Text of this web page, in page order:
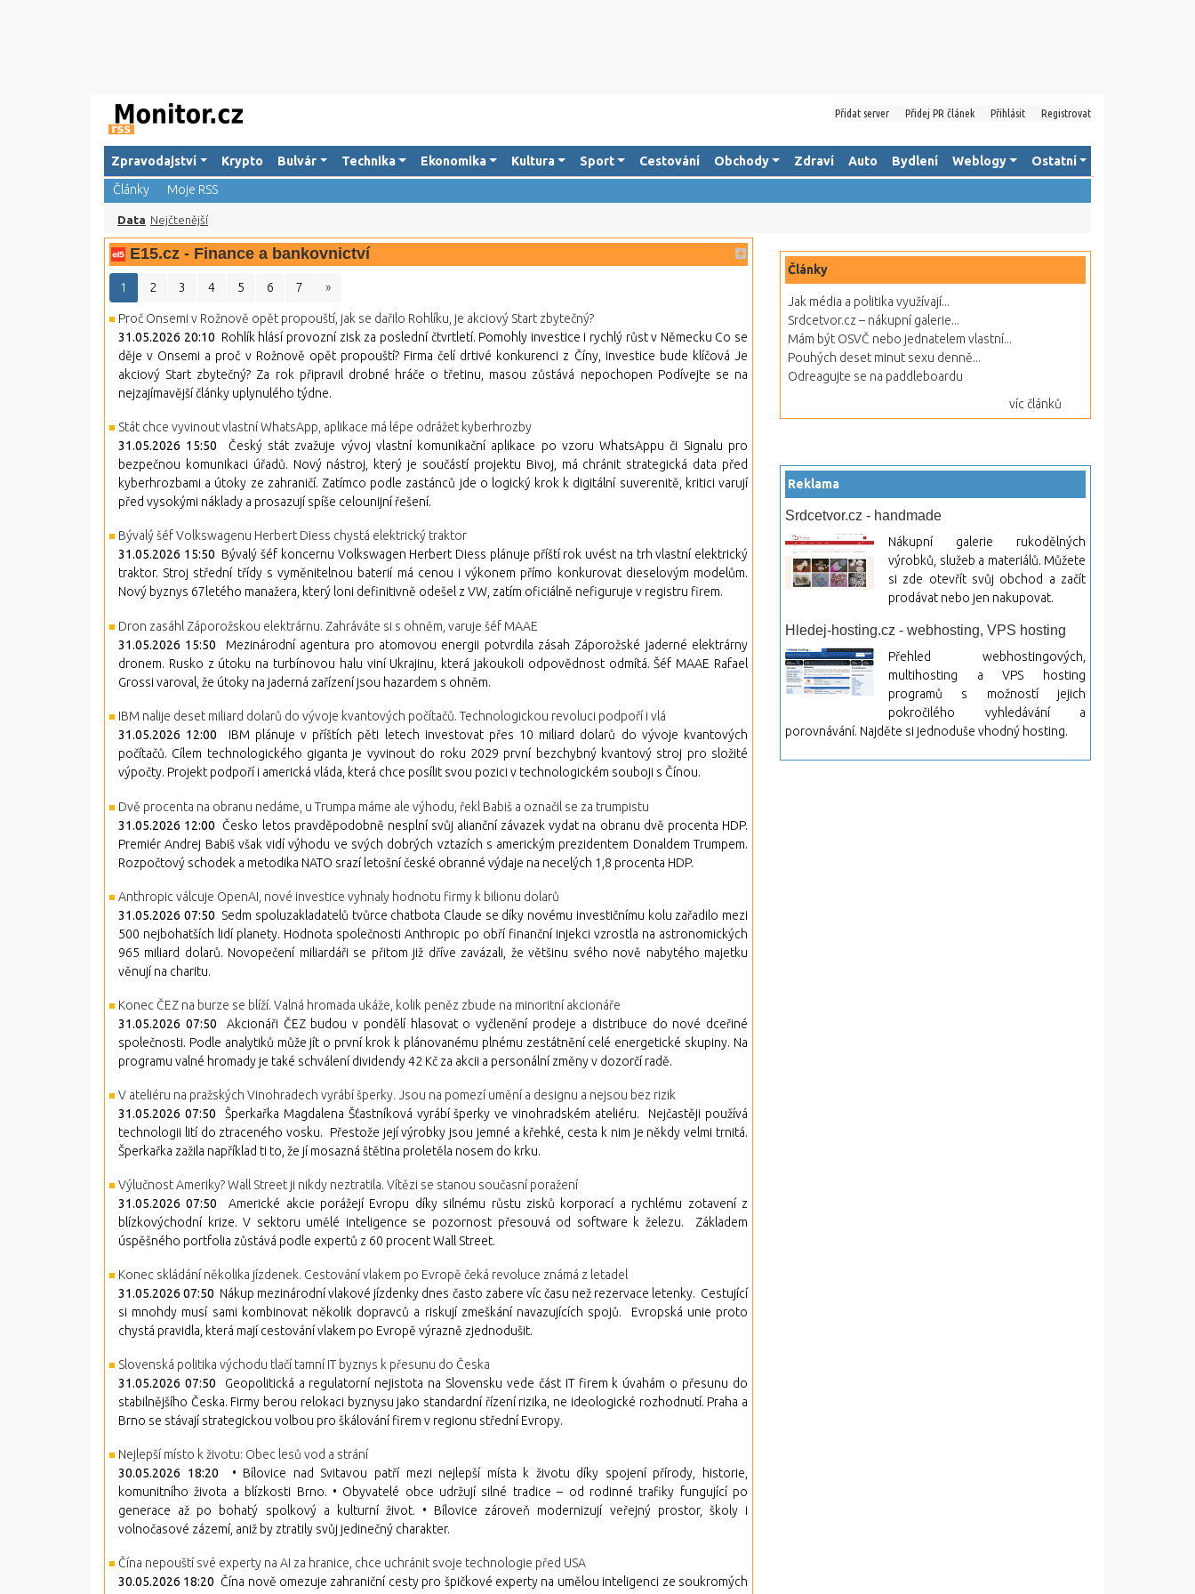
Přidat server Přidej PR článek Přihlásit Registrovat
Zpravodajství Krypto Bulvár Technika Ekonomika Kultura Sport Cestování Obchody Zdraví Auto Bydlení Weblogy
Ostatní
Články
Moje RSS
Data Nejčtenější
E15.cz - Finance a bankovnictví
1 2 3 4 5 6 7 »
Proč Onsemi v Rožnově opět propouští, jak se dařilo Rohlíku, je akciový Start zbytečný?
31.05.2026 20:10 Rohlík hlásí provozní zisk za poslední čtvrtletí. Pomohly investice i rychlý růst v Německu Co se
děje v Onsemi a proč v Rožnově opět propouští? Firma čelí drtivé konkurenci z Číny, investice bude klíčová Je
akciový Start zbytečný? Za rok připravil drobné hráče o třetinu, masou zůstává nepochopen Podívejte se na
nejzajímavější články uplynulého týdne.
Stát chce vyvinout vlastní WhatsApp, aplikace má lépe odrážet kyberhrozby
31.05.2026 15:50 Český stát zvažuje vývoj vlastní komunikační aplikace po vzoru WhatsAppu či Signalu pro
bezpečnou komunikaci úřadů. Nový nástroj, který je součástí projektu Bivoj, má chránit strategická data před
kyberhrozbami a útoky ze zahraničí. Zatímco podle zastánců jde o logický krok k digitální suverenitě, kritici varují
před vysokými náklady a prosazují spíše celounijní řešení.
Bývalý šéf Volkswagenu Herbert Diess chystá elektrický traktor
31.05.2026 15:50 Bývalý šéf koncernu Volkswagen Herbert Diess plánuje příští rok uvést na trh vlastní elektrický
traktor. Stroj střední třídy s vyměnitelnou baterií má cenou i výkonem přímo konkurovat dieselovým modelům.
Nový byznys 67letého manažera, který loni definitivně odešel z VW, zatím oficiálně nefiguruje v registru firem.
Dron zasáhl Záporožskou elektrárnu. Zahráváte si s ohněm, varuje šéf MAAE
31.05.2026 15:50 Mezinárodní agentura pro atomovou energii potvrdila zásah Záporožské jaderné elektrárny
dronem. Rusko z útoku na turbínovou halu viní Ukrajinu, která jakoukoli odpovědnost odmítá. Šéf MAAE Rafael
Grossi varoval, že útoky na jaderná zařízení jsou hazardem s ohněm.
IBM nalije deset miliard dolarů do vývoje kvantových počítačů. Technologickou revoluci podpoří i vlá
31.05.2026 12:00 IBM plánuje v příštích pěti letech investovat přes 10 miliard dolarů do vývoje kvantových
počítačů. Cílem technologického giganta je vyvinout do roku 2029 první bezchybný kvantový stroj pro složité
výpočty. Projekt podpoří i americká vláda, která chce posílit svou pozici v technologickém souboji s Čínou.
Dvě procenta na obranu nedáme, u Trumpa máme ale výhodu, řekl Babiš a označil se za trumpistu
31.05.2026 12:00 Česko letos pravděpodobně nesplní svůj alianční závazek vydat na obranu dvě procenta HDP.
Premiér Andrej Babiš však vidí výhodu ve svých dobrých vztazích s americkým prezidentem Donaldem Trumpem.
Rozpočtový schodek a metodika NATO srazí letošní české obranné výdaje na necelých 1,8 procenta HDP.
Anthropic válcuje OpenAI, nové investice vyhnaly hodnotu firmy k bilionu dolarů
31.05.2026 07:50 Sedm spoluzakladatelů tvůrce chatbota Claude se díky novému investičnímu kolu zařadilo mezi
500 nejbohatších lidí planety. Hodnota společnosti Anthropic po obří finanční injekci vzrostla na astronomických
965 miliard dolarů. Novopečení miliardáři se přitom již dříve zavázali, že většinu svého nově nabytého majetku
věnují na charitu.
Konec ČEZ na burze se blíží. Valná hromada ukáže, kolik peněz zbude na minoritní akcionáře
31.05.2026 07:50 Akcionáři ČEZ budou v pondělí hlasovat o vyčlenění prodeje a distribuce do nové dceřiné
společnosti. Podle analytiků může jít o první krok k plánovanému plnému zestátnění celé energetické skupiny. Na
programu valné hromady je také schválení dividendy 42 Kč za akcii a personální změny v dozorčí radě.
V ateliéru na pražských Vinohradech vyrábí šperky. Jsou na pomezí umění a designu a nejsou bez rizik
31.05.2026 07:50 Šperkařka Magdalena Šťastníková vyrábí šperky ve vinohradském ateliéru. Nejčastěji používá
technologii lití do ztraceného vosku. Přestože její výrobky jsou jemné a křehké, cesta k nim je někdy velmi trnitá.
Šperkařka zažila například ti to, že jí mosazná štětina proletěla nosem do krku.
Výlučnost Ameriky? Wall Street ji nikdy neztratila. Vítězi se stanou současní poražení
31.05.2026 07:50 Americké akcie porážejí Evropu díky silnému růstu zisků korporací a rychlému zotavení z
blízkovýchodní krize. V sektoru umělé inteligence se pozornost přesouvá od software k železu. Základem
úspěšného portfolia zůstává podle expertů z 60 procent Wall Street.
Konec skládání několika jízdenek. Cestování vlakem po Evropě čeká revoluce známá z letadel
31.05.2026 07:50 Nákup mezinárodní vlakové jízdenky dnes často zabere víc času než rezervace letenky. Cestující
si mnohdy musí sami kombinovat několik dopravců a riskují zmeškání navazujících spojů. Evropská unie proto
chystá pravidla, která mají cestování vlakem po Evropě výrazně zjednodušit.
Slovenská politika východu tlačí tamní IT byznys k přesunu do Česka
31.05.2026 07:50 Geopolitická a regulatorní nejistota na Slovensku vede část IT firem k úvahám o přesunu do
stabilnějšího Česka. Firmy berou relokaci byznysu jako standardní řízení rizika, ne ideologické rozhodnutí. Praha a
Brno se stávají strategickou volbou pro škálování firem v regionu střední Evropy.
Nejlepší místo k životu: Obec lesů vod a strání
30.05.2026 18:20 • Bílovice nad Svitavou patří mezi nejlepší místa k životu díky spojení přírody, historie,
komunitního života a blízkosti Brno. • Obyvatelé obce udržují silné tradice – od rodinné trafiky fungující po
generace až po bohatý spolkový a kulturní život. • Bílovice zároveň modernizují veřejný prostor, školy i
volnočasové zázemí, aniž by ztratily svůj jedinečný charakter.
Čína nepouští své experty na AI za hranice, chce uchránit svoje technologie před USA
30.05.2026 18:20 Čína nově omezuje zahraniční cesty pro špičkové experty na umělou inteligenci ze soukromých
Články
Jak média a politika využívají...
Srdcetvor.cz – nákupní galerie...
Mám být OSVČ nebo jednatelem vlastní...
Pouhých deset minut sexu denně...
Odreagujte se na paddleboardu
víc článků
Reklama
Srdcetvor.cz - handmade
Nákupní galerie rukodělných
výrobků, služeb a materiálů. Můžete
si zde otevřít svůj obchod a začít
prodávat nebo jen nakupovat.
Hledej-hosting.cz - webhosting, VPS hosting
Přehled webhostingových,
multihosting a VPS hosting
programů s možností jejich
pokročilého vyhledávání a
porovnávání. Najděte si jednoduše vhodný hosting.